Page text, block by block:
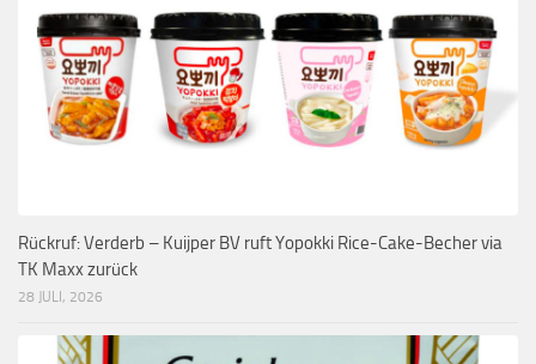
Rückruf: Verderb – Kuijper BV ruft Yopokki Rice-Cake-Becher via
TK Maxx zurück
28 JULI, 2026